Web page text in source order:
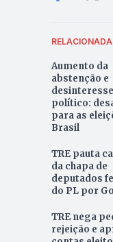
Aumento da
abstenção e
desinteresse
político:
para as
Brasil
TRE pauta
da chapa de
deputados
do PL por
TRE nega
rejeição e